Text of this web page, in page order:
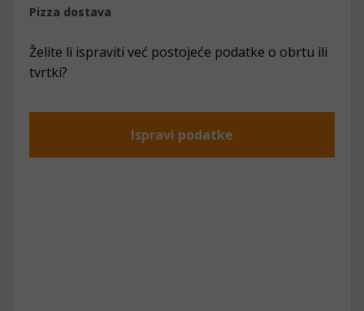
Pizza dostava
Želite li ispraviti već postojeće podatke o obrtu ili
tvrtki?
Ispravi podatke